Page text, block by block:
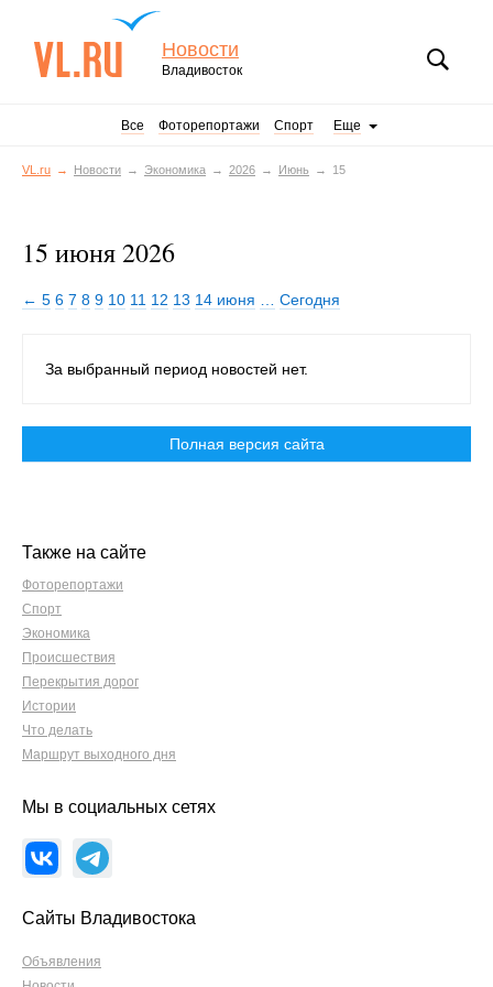
Новости
Владивосток
Все Фоторепортажи Спорт Еще
VL.ru Новости Экономика 2026 Июнь 15
15 июня 2026
← 5 6 7 8 9 10 11 12 13 14 июня Сегодня
За выбранный период новостей нет.
Полная версия сайта
Также на сайте
Фоторепортажи
Спорт
Экономика
Происшествия
Перекрытия дорог
Истории
Что делать
Маршрут выходного дня
Мы в социальных сетях
Сайты Владивостока
Объявления